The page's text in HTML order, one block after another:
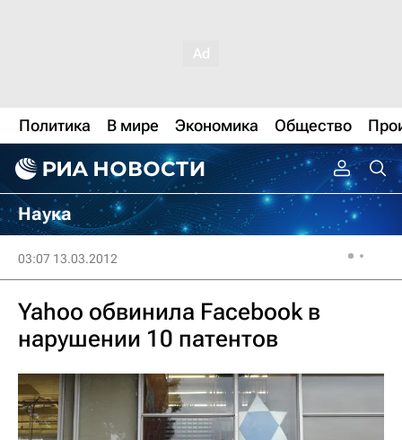
Политика В мире Экономика Общество
Наука
03:07 13.03.2012
Yahoo обвинила Facebook в
нарушении 10 патентов